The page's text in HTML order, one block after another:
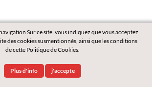
andHitMag.
Sur ce site, vous indiquez que vous acceptez
des cookies susmentionnés, ainsi que les conditions
de cette Politique de Cookies.
Plus d'info j'accepte